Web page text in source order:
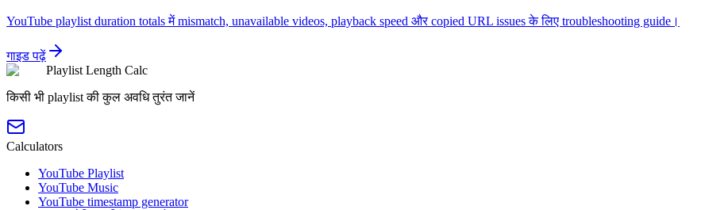
YouTube playlist duration totals में mismatch, unavailable videos, playback speed और copied URL issues के लिए troubleshooting guide।
गाइड पढ़ें
Playlist Length Calc
किसी भी playlist की कुल अवधि तुरंत जानें
Calculators
YouTube Playlist
YouTube Music
YouTube timestamp generator